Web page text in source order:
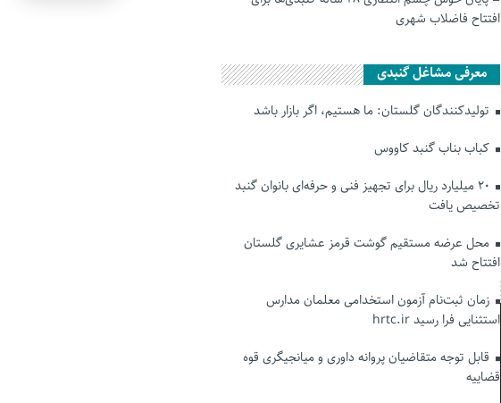
افتتاح فاضلاب شهری
معرفی مشاغل گنبدی
تولیدکنندگان گلستان: ما هستیم، اگر بازار باشد
کباب بناب گنبد کاووس
۲۰ میلیارد ریال برای تجهیز فنی و حرفه‌ای بانوان گنبد
تخصیص یافت
محل عرضه مستقیم گوشت قرمز عشایری گلستان
افتتاح شد
زمان ثبت‌نام آزمون استخدامی معلمان مدارس
استثنایی فرا رسید hrtc.ir
قابل توجه متقاضیان پروانه داوری و میانجیگری قوه
قضاییه